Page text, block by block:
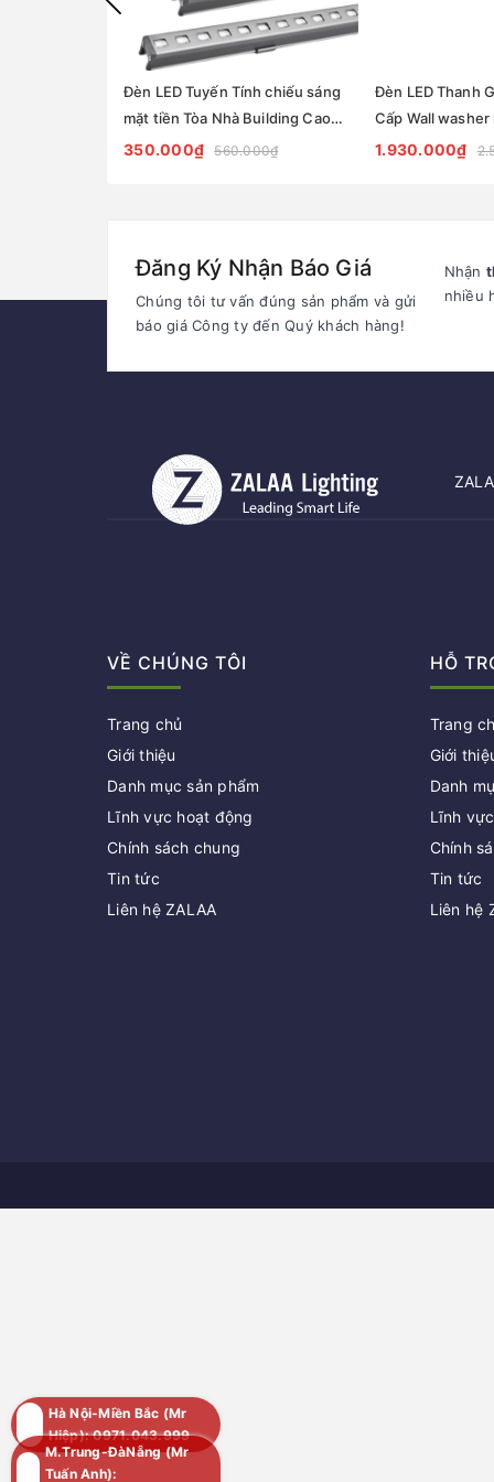
Đèn LED Tuyến Tính chiếu sáng
mặt tiền Tòa Nhà Building Cao
Tầng có lập trình DMX512 Rgb
350.000₫ 560.000₫
Đèn LED Thanh
Cấp Wall
ZKB-WS060 -
1.930.000₫
Đăng Ký Nhận Báo Giá
Chúng tôi tư vấn đúng sản phẩm và gửi
báo giá Công ty đến Quý khách hàng!
Nhận
nhiều
VỀ CHÚNG TÔI
Trang chủ
Giới thiệu
Danh mục sản phẩm
Lĩnh vực hoạt động
Chính sách chung
Tin tức
Liên hệ ZALAA
HỖ
Trang
Giới
Danh
Lĩnh
Chính
Tin tức
Liên hệ
Hà Nội-Miền Bắc (Mr
Hiệp): 0971.043.999
M.Trung-ĐàNẵng (Mr
Tuấn Anh):